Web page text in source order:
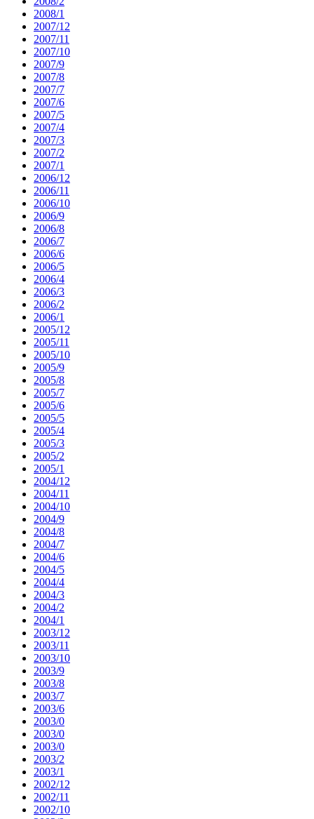
2008/1
2007/12
2007/11
2007/10
2007/9
2007/8
2007/7
2007/6
2007/5
2007/4
2007/3
2007/2
2007/1
2006/12
2006/11
2006/10
2006/9
2006/8
2006/7
2006/6
2006/5
2006/4
2006/3
2006/2
2006/1
2005/12
2005/11
2005/10
2005/9
2005/8
2005/7
2005/6
2005/5
2005/4
2005/3
2005/2
2005/1
2004/12
2004/11
2004/10
2004/9
2004/8
2004/7
2004/6
2004/5
2004/4
2004/3
2004/2
2004/1
2003/12
2003/11
2003/10
2003/9
2003/8
2003/7
2003/6
2003/0
2003/0
2003/0
2003/2
2003/1
2002/12
2002/11
2002/10